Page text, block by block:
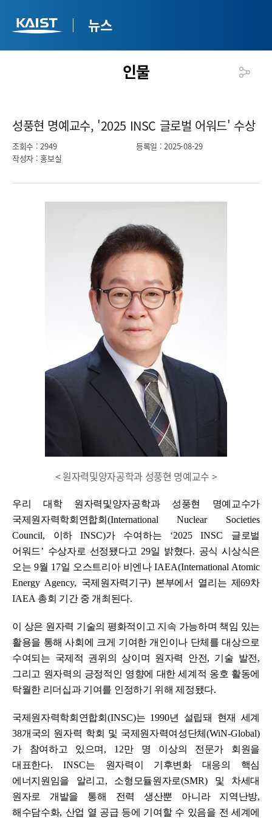
뉴스
인물
성풍현 명예교수, '2025 INSC 글로벌 어워드' 수상​
조회수 : 2949 등록일 : 2025-08-29
작성자 : 홍보실
< 원자력및양자공학과 성풍현 명예교수 >
우리 대학 원자력및양자공학과 성풍현 명예교수가
국제원자력학회연합회 (International Nuclear Societies
Council, 이하INSC)가 수여하는 ‘2025 INSC 글로벌
어워드’ 수상자로 선정됐다고 29일 밝혔다. 공식 시상식은
오는 9월 17일 오스트리아 비엔나IAEA(International Atomic
Energy Agency, 국제원자력기구) 본부에서 열리는 제69차
IAEA 총회 기간 중 개최된다.
이 상은 원자력 기술의 평화적이고 지속 가능하며 책임 있는
활용을 통해 사회에 크게 기여한 개인이나 단체를 대상으로
수여되는 국제적 권위의 상이며 원자력 안전, 기술 발전 ,
그리고 원자력의 긍정적인 영향에 대한 세계적 옹호 활동에
탁월한 리더십과 기여를 인정하기 위해 제정됐다.
국제원자력학회연합회 (INSC)는 1990년 설립돼 현재 세계
38개국의 원자력 학회 및 국제원자력여성단체 (WiN-Global)
가 참여하고 있으며 , 12만 명 이상의 전문가 회원을
대표한다. INSC는 원자력이 기후변화 대응의 핵심
에너지원임을 알리고, 소형모듈원자로(SMR) 및 차세대
원자로 개발을 통해 전력 생산뿐 아니라 지역난방,
해수담수화, 산업 열 공급 등에 기여할 수 있음을 전 세계에